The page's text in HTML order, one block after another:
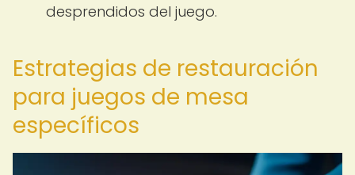
desprendidos del juego.
Estrategias de restauración
para juegos de mesa
específicos